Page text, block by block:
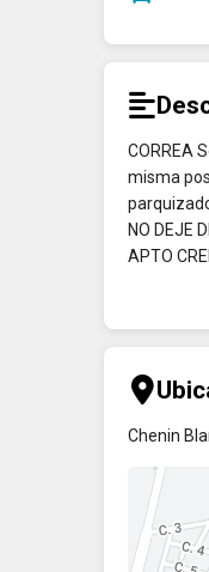
CORREA
misma
NO DEJE
APTO
Chenin